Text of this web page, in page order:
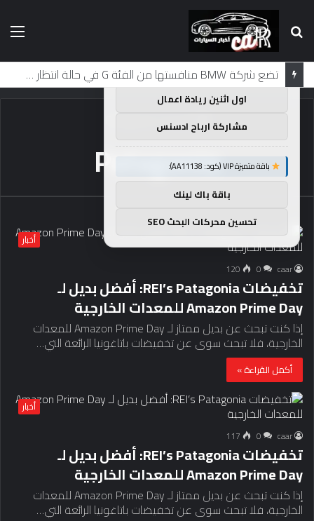
بحث
عن
تضع شركة BMW منافستها من الفئة G في حالة انتظار مع وصول الرياح المعاكسة في الصين إلى موطنها
الرئيسية Patagonia
Patagonia
أخبار
caar
0
120
تخفيضات REI’s Patagonia: أفضل بديل لـ
Amazon Prime Day للمعدات الخارجية
إذا كنت تبحث عن بديل ممتاز لـ Amazon Prime Day للمعدات
الخارجية، فلا تبحث سوى عن تخفيضات باتاغونيا الرائعة التي…
أكمل القراءة »
أخبار
caar
0
117
تخفيضات REI’s Patagonia: أفضل بديل لـ
Amazon Prime Day للمعدات الخارجية
إذا كنت تبحث عن بديل ممتاز لـ Amazon Prime Day للمعدات
الخارجية، فلا تبحث سوى عن تخفيضات باتاغونيا الرائعة التي…
توصيات :
باقة متميزة VIP (كود: AA38045):
اول اثنين ريادة اعمال
مشاركة ارباح ادسنس
باقة متميزة VIP (كود: AA11138):
باقة باك لينك
تحسين محركات البحث SEO